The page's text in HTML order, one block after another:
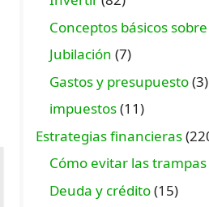
Conceptos básicos
Jubilación (7)
Gastos y presupuesto(3)
impuestos(11)
Estrategias financieras
Cómo evitar las
Deuda y crédito(15)